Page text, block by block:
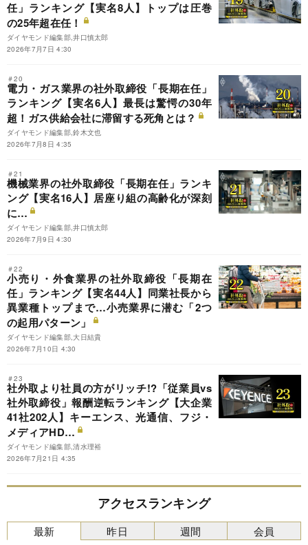
任」ランキング【実名8人】トップは圧巻
の25年超在任！
ダイヤモンド編集部,井口慎太郎
2026年7月7日 4:30
＃20
電力・ガス業界の社外取締役「長期在任」
ランキング【実名6人】最長は驚愕の30年
超！ガス供給会社に滞留する死角とは？
ダイヤモンド編集部,鈴木文也
2026年7月8日 4:35
＃21
機械業界の社外取締役「長期在任」ランキ
ング【実名16人】居座り組の高齢化が深刻
に…
ダイヤモンド編集部,井口慎太郎
2026年7月9日 4:30
＃22
小売り・外食業界の社外取締役「長期在
任」ランキング【実名44人】同業社長から
異業種トップまで…小売業界に潜む「2つ
の起用パターン」
ダイヤモンド編集部,大日結貴
2026年7月10日 4:30
＃23
社外取より社員の方がリッチ!?「従業員vs
社外取締役」報酬逆転ランキング【大企業
41社202人】キーエンス、光通信、フジ・
メディアHD…
ダイヤモンド編集部,清水理裕
2026年7月21日 4:35
アクセスランキング
最新 昨日 週間 会員